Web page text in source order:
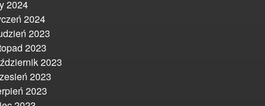
2024
2024
2023
2023
2023
2023
2023